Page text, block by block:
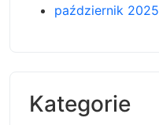
październik 2025
Kategorie